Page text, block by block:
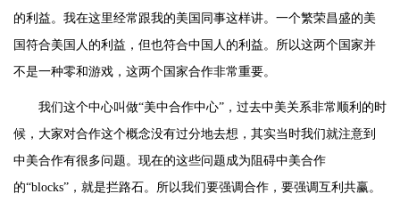
的利益。我在这里经常跟我的美国同事这样讲。一个繁荣昌盛的美
国符合美国人的利益，但也符合中国人的利益。所以这两个国家并
不是一种零和游戏，这两个国家合作非常重要。
我们这个中心叫做“美中合作中心”，过去中美关系非常顺利的时
候，大家对合作这个概念没有过分地去想，其实当时我们就注意到
中美合作有很多问题。现在的这些问题成为阻碍中美合作
的“blocks”，就是拦路石。所以我们要强调合作，要强调互利共赢。